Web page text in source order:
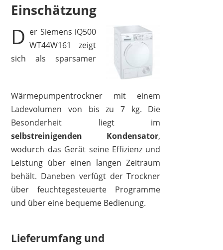
Test
D er Siemens iQ500
WT44W161 zeigt
sich als sparsamer
Wärmepumpentrockner mit einem
Ladevolumen von bis zu 7 kg. Die
Besonderheit liegt im
selbstreinigenden Kondensator,
wodurch das Gerät seine Effizienz und
Leistung über einen langen Zeitraum
behält. Daneben verfügt der Trockner
über feuchtegesteuerte Programme
und über eine bequeme Bedienung.
Lieferumfang und